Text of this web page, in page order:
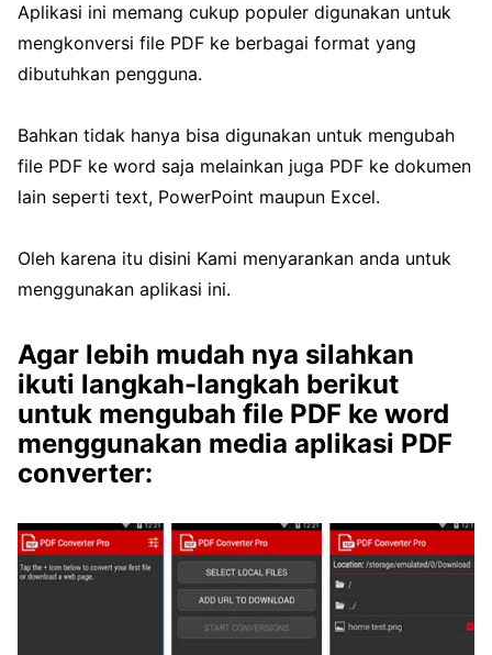
Aplikasi ini memang cukup populer digunakan untuk
mengkonversi file PDF ke berbagai format yang
dibutuhkan pengguna.
Bahkan tidak hanya bisa digunakan untuk mengubah
file PDF ke word saja melainkan juga PDF ke dokumen
lain seperti text, PowerPoint maupun Excel.
Oleh karena itu disini Kami menyarankan anda untuk
menggunakan aplikasi ini.
Agar lebih mudah nya silahkan
ikuti langkah-langkah berikut
untuk mengubah file PDF ke word
menggunakan media aplikasi PDF
converter: